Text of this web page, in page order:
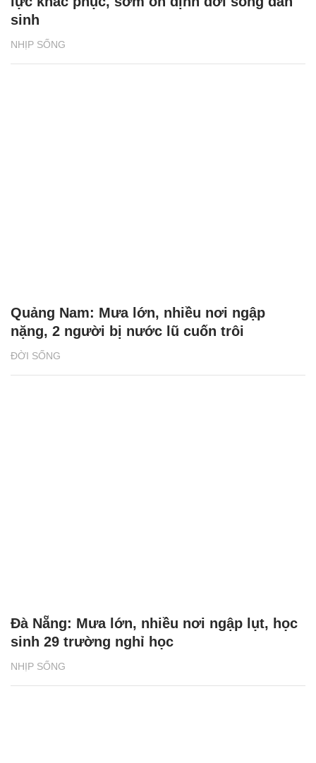
NHỊP SỐNG
sinh
ĐỜI SỐNG
Quảng Nam: Mưa lớn, nhiều nơi ngập
nặng, 2 người bị nước lũ cuốn trôi
NHỊP SỐNG
Đà Nẵng: Mưa lớn, nhiều nơi ngập lụt, học
sinh 29 trường nghỉ học